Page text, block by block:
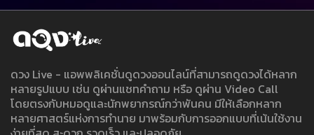
ดวง Live - แอพพลิเคชั่นดูดวงออนไลน์ที่สามารถดูดวงได้หลาก
หลายรูปแบบ เช่น ดูผ่านแชทคำถาม หรือ ดูผ่าน Video Call
โดยตรงกับหมอดูและนักพยากรณ์กว่าพันคน มีให้เลือกหลาก
หลายศาสตร์แห่งการทำนาย มาพร้อมกับการออกแบบที่เน้นใช้งาน